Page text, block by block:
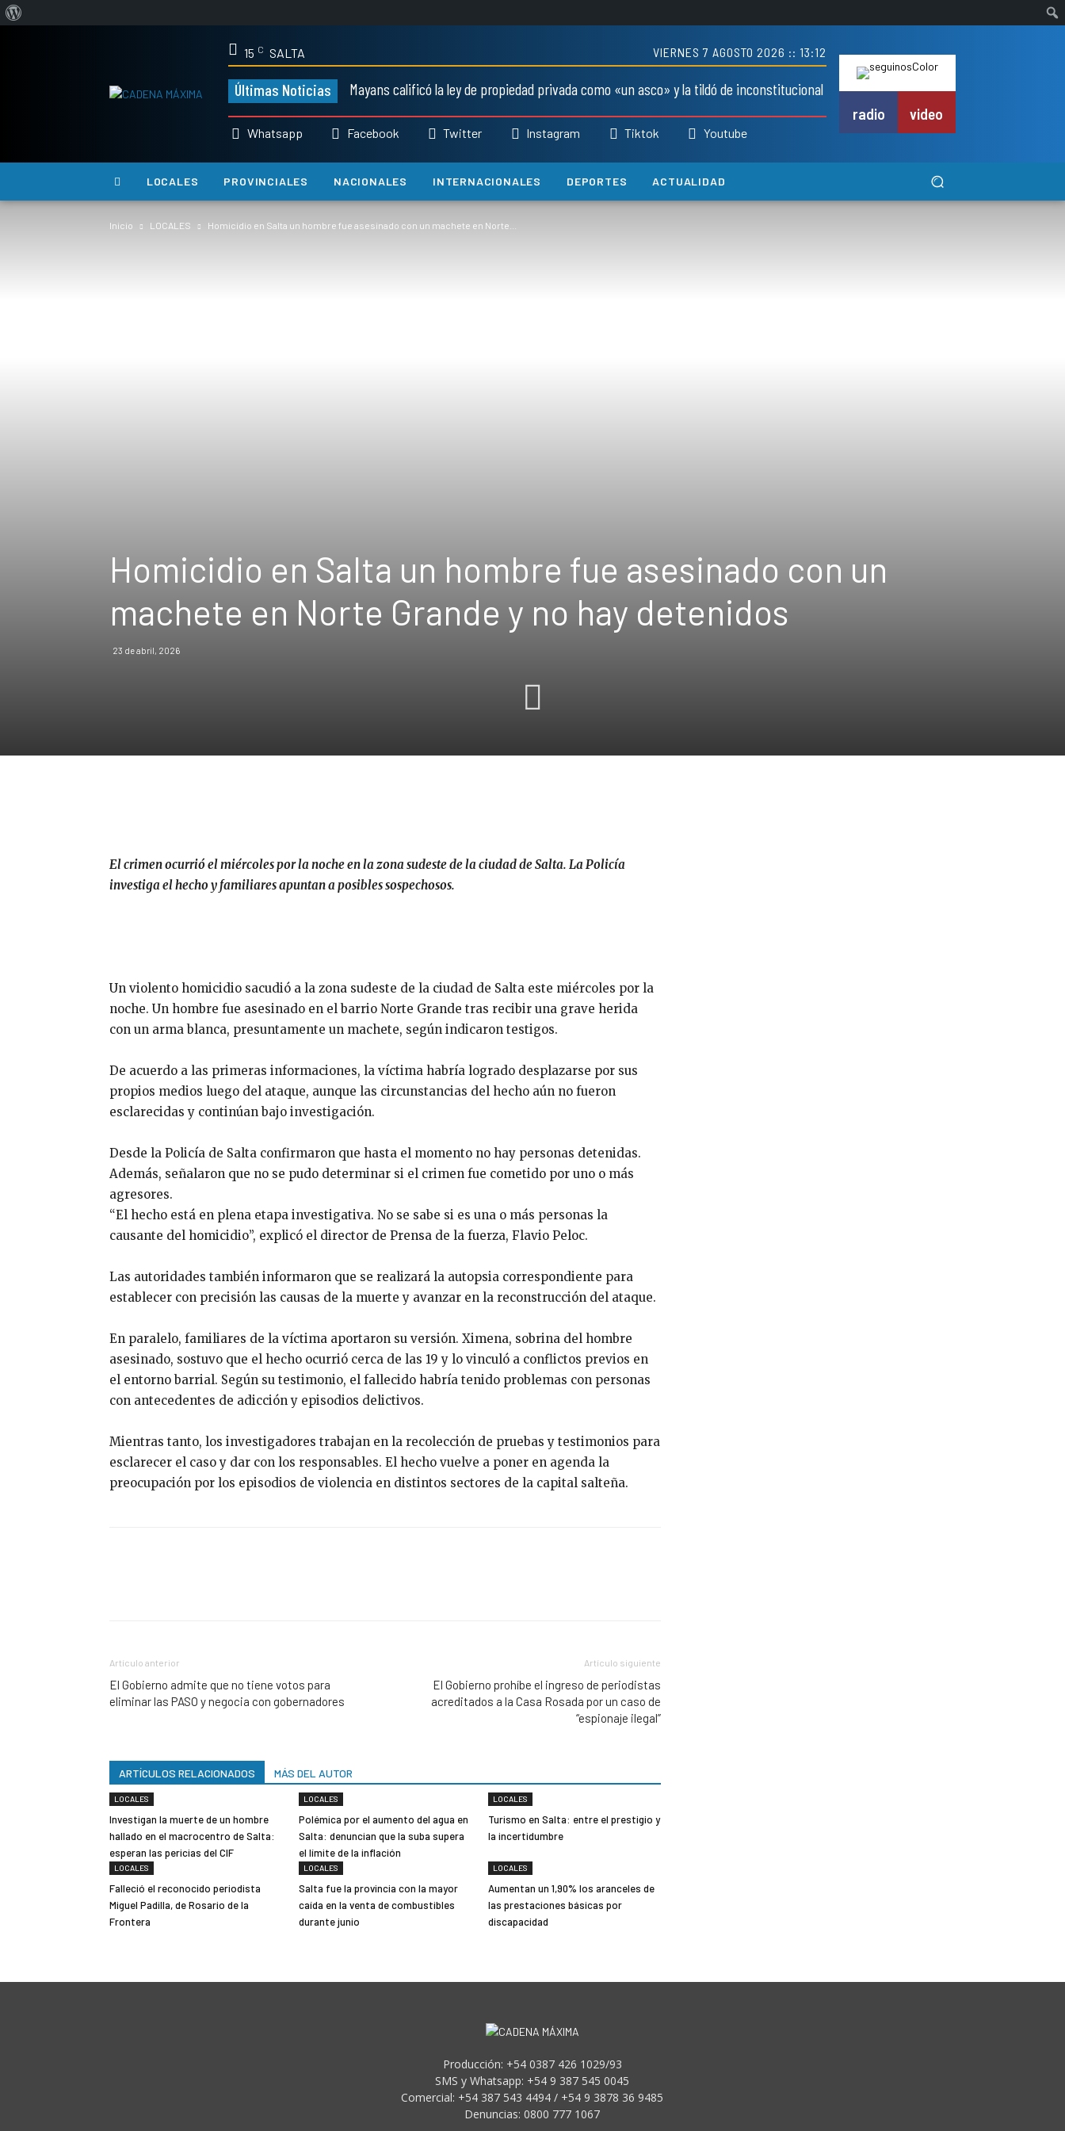
15 C SALTA VIERNES 7 AGOSTO 2026 :: 13:12
Últimas Noticias Mayans calificó la ley de propiedad privada como «un asco» y la tildó de inconstitucional
Whatsapp Facebook Twitter Instagram Tiktok Youtube
radio video
LOCALES PROVINCIALES NACIONALES INTERNACIONALES DEPORTES ACTUALIDAD
Inicio LOCALES Homicidio en Salta un hombre fue asesinado con un machete en Norte...
Homicidio en Salta un hombre fue asesinado con un
machete en Norte Grande y no hay detenidos
23 de abril, 2026
El crimen ocurrió el miércoles por la noche en la zona sudeste de la ciudad de Salta. La Policía
investiga el hecho y familiares apuntan a posibles sospechosos.
Un violento homicidio sacudió a la zona sudeste de la ciudad de Salta este miércoles por la
noche. Un hombre fue asesinado en el barrio Norte Grande tras recibir una grave herida
con un arma blanca, presuntamente un machete, según indicaron testigos.
De acuerdo a las primeras informaciones, la víctima habría logrado desplazarse por sus
propios medios luego del ataque, aunque las circunstancias del hecho aún no fueron
esclarecidas y continúan bajo investigación.
Desde la Policía de Salta confirmaron que hasta el momento no hay personas detenidas.
Además, señalaron que no se pudo determinar si el crimen fue cometido por uno o más
agresores.
“El hecho está en plena etapa investigativa. No se sabe si es una o más personas la
causante del homicidio”, explicó el director de Prensa de la fuerza, Flavio Peloc.
Las autoridades también informaron que se realizará la autopsia correspondiente para
establecer con precisión las causas de la muerte y avanzar en la reconstrucción del ataque.
En paralelo, familiares de la víctima aportaron su versión. Ximena, sobrina del hombre
asesinado, sostuvo que el hecho ocurrió cerca de las 19 y lo vinculó a conflictos previos en
el entorno barrial. Según su testimonio, el fallecido habría tenido problemas con personas
con antecedentes de adicción y episodios delictivos.
Mientras tanto, los investigadores trabajan en la recolección de pruebas y testimonios para
esclarecer el caso y dar con los responsables. El hecho vuelve a poner en agenda la
preocupación por los episodios de violencia en distintos sectores de la capital salteña.
Artículo anterior
El Gobierno admite que no tiene votos para
eliminar las PASO y negocia con gobernadores
Artículo siguiente
El Gobierno prohíbe el ingreso de periodistas
acreditados a la Casa Rosada por un caso de
“espionaje ilegal”
ARTÍCULOS RELACIONADOS MÁS DEL AUTOR
LOCALES
Investigan la muerte de un hombre
hallado en el macrocentro de Salta:
esperan las pericias del CIF
LOCALES
Polémica por el aumento del agua en
Salta: denuncian que la suba supera
el límite de la inflación
LOCALES
Turismo en Salta: entre el prestigio y
la incertidumbre
LOCALES
Falleció el reconocido periodista
Miguel Padilla, de Rosario de la
Frontera
LOCALES
Salta fue la provincia con la mayor
caída en la venta de combustibles
durante junio
LOCALES
Aumentan un 1,90% los aranceles de
las prestaciones básicas por
discapacidad
Producción: +54 0387 426 1029/93
SMS y Whatsapp: +54 9 387 545 0045
Comercial: +54 387 543 4494 / +54 9 3878 36 9485
Denuncias: 0800 777 1067